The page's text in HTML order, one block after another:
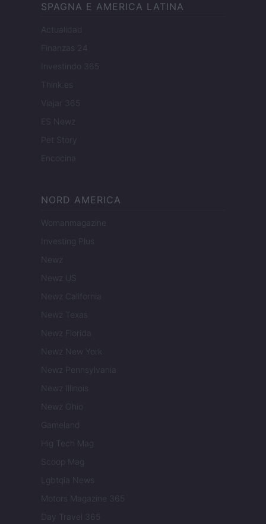
SPAGNA E AMERICA LATINA
Actualidad
Finanzas 24
Investindo 365
Think.es
Viajar 365
ES Newz
Pet Story
Encocina
NORD AMERICA
Womanmagazine
Investing Plus
Newz
Newz US
Newz California
Newz Texas
Newz Florida
Newz New York
Newz Pennsylvania
Newz Illinois
Newz Ohio
Gameland
Hig Tech Mag
Scoop Mag
Lgbtqia News
Motors Magazine 365
Day Travel 365